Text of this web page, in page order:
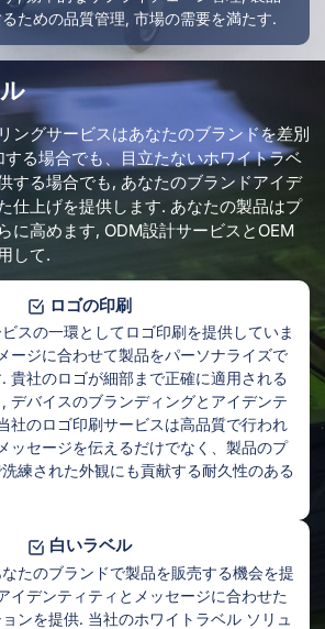
ための品質管理, 市場の需要を満たす.
ングサービスはあなたのブランドを差別
る場合でも、目立たないホワイトラベ
する場合でも, あなたのブランドアイデ
仕上げを提供します. あなたの製品はプ
に高めます, ODM設計サービスとOEM
して.
ロゴの印刷
スの一環としてロゴ印刷を提供していま
ージに合わせて製品をパーソナライズで
貴社のロゴが細部まで正確に適用される
デバイスのブランディングとアイデンテ
社のロゴ印刷サービスは高品質で行われ
ッセージを伝えるだけでなく、製品のプ
練された外観にも貢献する耐久性のある
白いラベル
たのブランドで製品を販売する機会を提
イデンティティとメッセージに合わせた
ンを提供. 当社のホワイトラベル ソリュ